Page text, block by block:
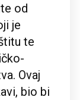
od
je
te
Ovaj
bio bi